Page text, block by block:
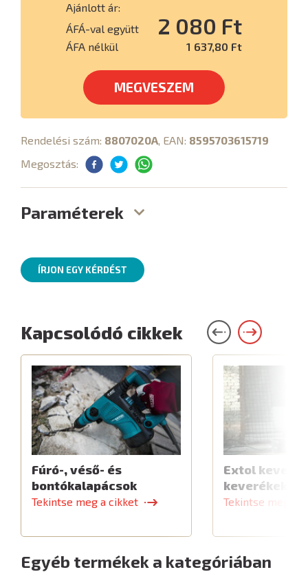
Ajánlott ár:
ÁFÁ-val együtt
2 080 Ft
ÁFA nélkül 1 637,80 Ft
MEGVESZEM
Rendelési szám: 8807020A, EAN: 8595703615719
Megosztás:
Paraméterek
ÍRJON EGY KÉRDÉST
Kapcsolódó cikkek
Fúró-, véső- és
bontókalapácsok
Tekintse meg a cikket
Extol
Tekintse meg a
Egyéb termékek a kategóriában